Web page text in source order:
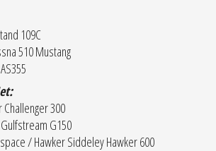
109C
510 Mustang
300
G150
/ Hawker Siddeley Hawker 600